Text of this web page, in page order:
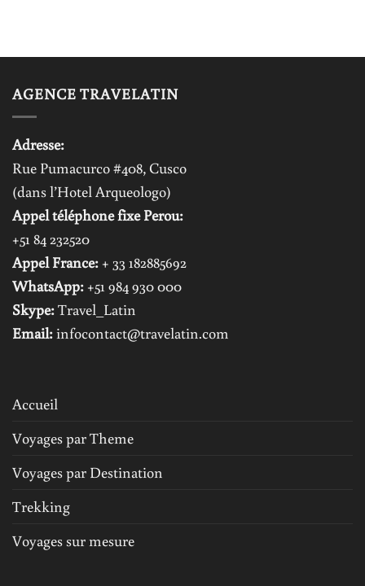
AGENCE TRAVELATIN
Adresse:
Rue Pumacurco #408, Cusco
(dans l’Hotel Arqueologo)
Appel téléphone fixe Perou:
+51 84 232520
Appel France: + 33 182885692
WhatsApp: +51 984 930 000
Skype:Travel_Latin
Email:infocontact@travelatin.com
Accueil
Voyages par Theme
Voyages par Destination
Trekking
Voyages sur mesure